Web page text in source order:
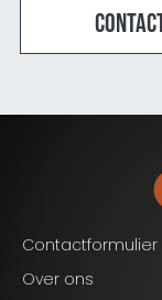
Contactformulier
Over ons
Blijf op de